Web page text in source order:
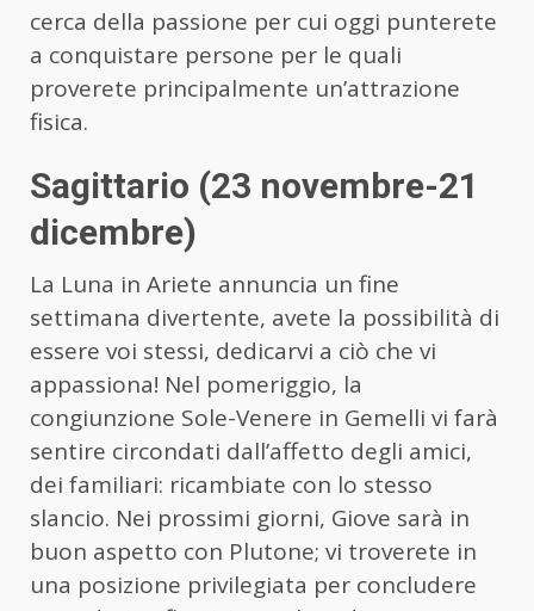
cerca della passione per cui oggi punterete
a conquistare persone per le quali
proverete principalmente un’attrazione
fisica.
Sagittario (23 novembre-21
dicembre)
La Luna in Ariete annuncia un fine
settimana divertente, avete la possibilità di
essere voi stessi, dedicarvi a ciò che vi
appassiona! Nel pomeriggio, la
congiunzione Sole-Venere in Gemelli vi farà
sentire circondati dall’affetto degli amici,
dei familiari: ricambiate con lo stesso
slancio. Nei prossimi giorni, Giove sarà in
buon aspetto con Plutone; vi troverete in
una posizione privilegiata per concludere